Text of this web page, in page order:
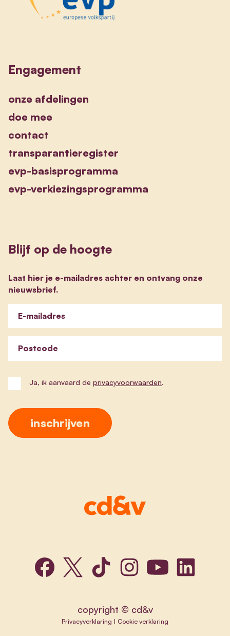
Engagement
onze afdelingen
doe mee
contact
transparantieregister
evp-basisprogramma
evp-verkiezingsprogramma
Blijf op de hoogte
Laat hier je e-mailadres achter en ontvang onze
nieuwsbrief.
E-mailadres
Postcode
Ja, ik aanvaard de privacyvoorwaarden.
copyright © cd&v
Privacyverklaring | Cookie verklaring